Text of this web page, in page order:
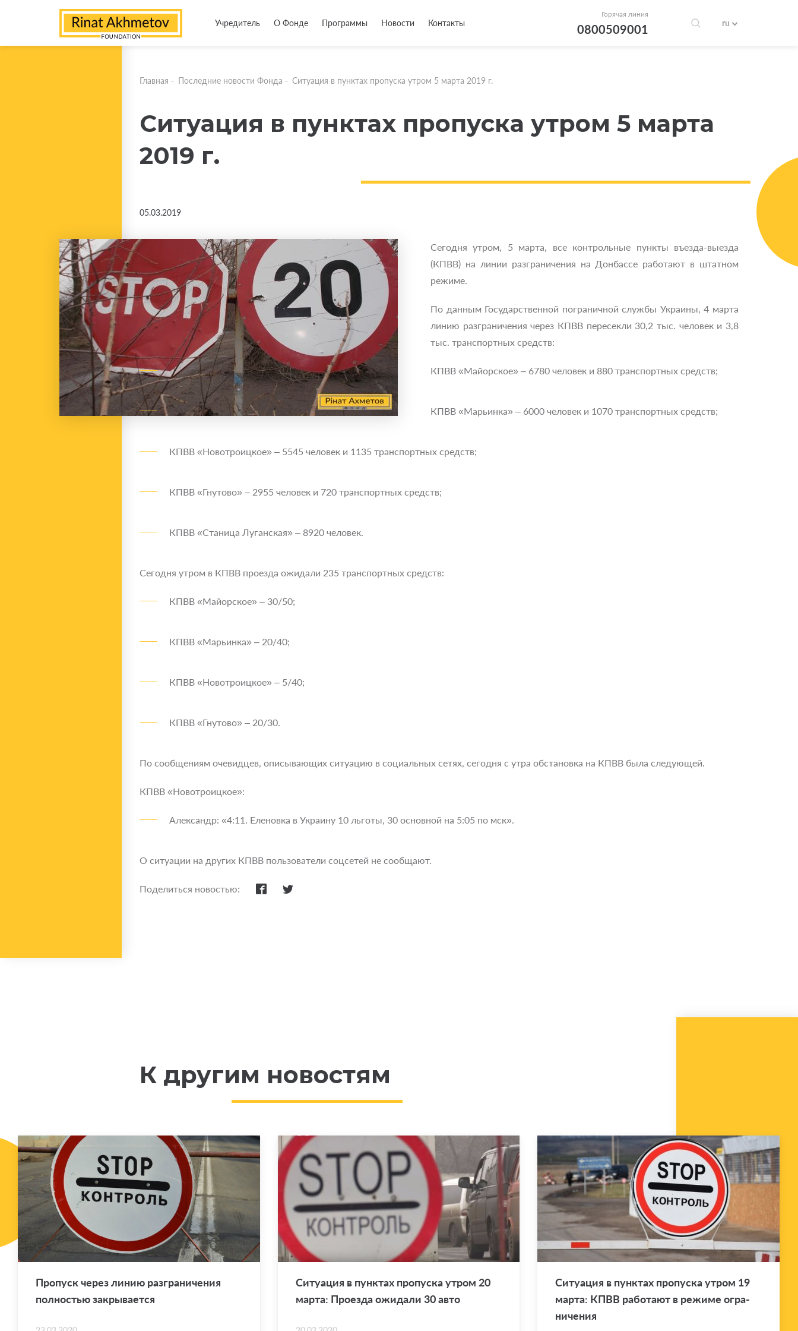
Учредитель О Фонде Программы Новости Контакты
Горячая линия
0800509001 ru
Главная - Последние новости Фонда - Ситуация в пунктах пропуска утром 5 марта 2019 г.
Ситуация в пунктах пропуска утром 5 марта
2019 г.
05.03.2019
Сегодня утром, 5 марта, все контрольные пункты въезда-выезда
(КПВВ) на линии разграничения на Донбассе работают в штатном
режиме.
По данным Государственной пограничной службы Украины, 4 марта
линию разграничения через КПВВ пересекли 30,2 тыс. человек и 3,8
тыс. транспортных средств:
КПВВ «Майорское» – 6780 человек и 880 транспортных средств;
КПВВ «Марьинка» – 6000 человек и 1070 транспортных средств;
КПВВ «Новотроицкое» – 5545 человек и 1135 транспортных средств;
КПВВ «Гнутово» – 2955 человек и 720 транспортных средств;
КПВВ «Станица Луганская» – 8920 человек.
Сегодня утром в КПВВ проезда ожидали 235 транспортных средств:
КПВВ «Майорское» – 30/50;
КПВВ «Марьинка» – 20/40;
КПВВ «Новотроицкое» – 5/40;
КПВВ «Гнутово» – 20/30.
По сообщениям очевидцев, описывающих ситуацию в социальных сетях, сегодня с утра обстановка на КПВВ была следующей.
КПВВ «Новотроицкое»:
Александр: «4:11. Еленовка в Украину 10 льготы, 30 основной на 5:05 по мск».
О ситуации на других КПВВ пользователи соцсетей не сообщают.
Поделиться новостью:
К другим новостям
Про­пуск через линию раз­гра­ни­че­ния
пол­но­стью за­кры­ва­ет­ся
Си­ту­а­ция в пунк­тах про­пус­ка утром 20
марта: Про­ез­да ожи­да­ли 30 авто
Си­ту­а­ция в пунк­тах про­пус­ка утром 19
марта: КПВВ ра­бо­та­ют в ре­жи­ме огра­
ни­че­ния